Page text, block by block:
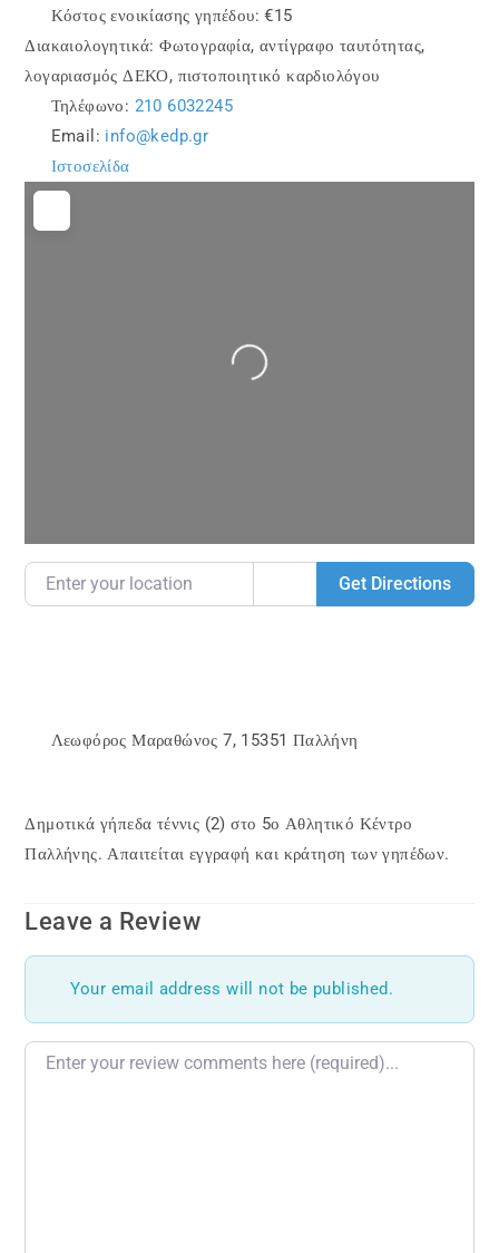
Κόστος ενοικίασης γηπέδου:€15
Διακαιολογητικά:Φωτογραφία, αντίγραφο ταυτότητας,
λογαριασμός ΔΕΚΟ, πιστοποιητικό καρδιολόγου
Τηλέφωνο: 210 6032245
Email: info@kedp.gr
Ιστοσελίδα
Loading...
Enter your location Get Directions
Λεωφόρος Μαραθώνος 7, 15351 Παλλήνη
Δημοτικά γήπεδα τέννις (2) στο 5ο Αθλητικό Κέντρο
Παλλήνης. Απαιτείται εγγραφή και κράτηση των γηπέδων.
Leave a Review
Your email address will not be published.
Review text